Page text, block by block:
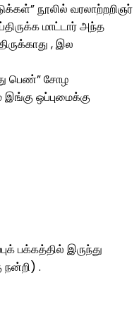
நூலில் வரலாற்றறிஞர்
மாட்டார் அந்த
, இல
பெண்” சோழ
ஒப்புமைக்கு
பக்கத்தில் இருந்து
.